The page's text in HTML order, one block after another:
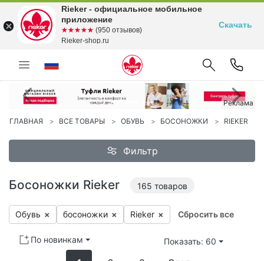
Реклама
Предыдущий
ГЛАВНАЯ ВСЕ ТОВАРЫ ОБУВЬ БОСОНОЖКИ RIEKER
Фильтр
Босоножки Rieker 165 товаров
Обувь × бо­сонож­ки × Ri­eker × Сбросить все
По новинкам Показать: 60
Rieker - официальное мобильное
приложение
☆☆☆☆☆
★★★★★ (950 отзывов)
Rieker-shop.ru
Скачать